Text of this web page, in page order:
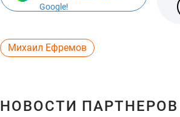
Google!
Михаил Ефремов
НОВОСТИ ПАРТНЕРОВ